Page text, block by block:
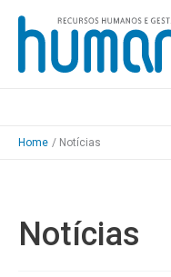
Skip
content
Home Notícias
Notícias